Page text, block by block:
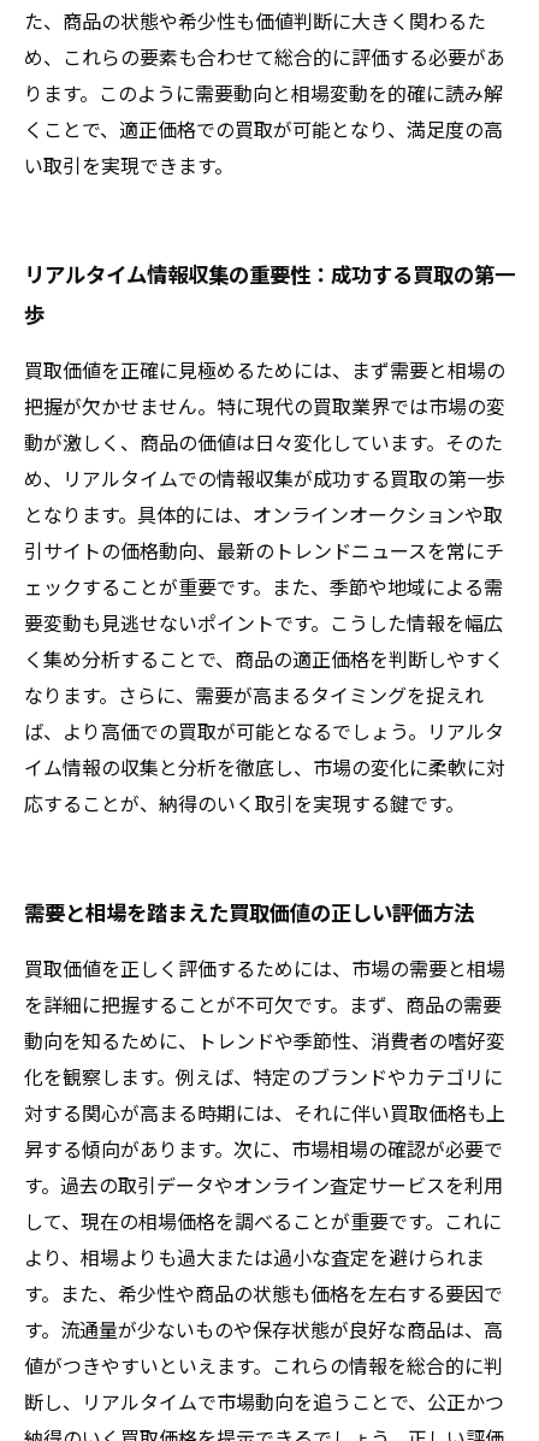
た、商品の状態や希少性も価値判断に大きく関わるた
め、これらの要素も合わせて総合的に評価する必要があ
ります。このように需要動向と相場変動を的確に読み解
くことで、適正価格での買取が可能となり、満足度の高
い取引を実現できます。
リアルタイム情報収集の重要性：成功する買取の第一
歩
買取価値を正確に見極めるためには、まず需要と相場の
把握が欠かせません。特に現代の買取業界では市場の変
動が激しく、商品の価値は日々変化しています。そのた
め、リアルタイムでの情報収集が成功する買取の第一歩
となります。具体的には、オンラインオークションや取
引サイトの価格動向、最新のトレンドニュースを常にチ
ェックすることが重要です。また、季節や地域による需
要変動も見逃せないポイントです。こうした情報を幅広
く集め分析することで、商品の適正価格を判断しやすく
なります。さらに、需要が高まるタイミングを捉えれ
ば、より高価での買取が可能となるでしょう。リアルタ
イム情報の収集と分析を徹底し、市場の変化に柔軟に対
応することが、納得のいく取引を実現する鍵です。
需要と相場を踏まえた買取価値の正しい評価方法
買取価値を正しく評価するためには、市場の需要と相場
を詳細に把握することが不可欠です。まず、商品の需要
動向を知るために、トレンドや季節性、消費者の嗜好変
化を観察します。例えば、特定のブランドやカテゴリに
対する関心が高まる時期には、それに伴い買取価格も上
昇する傾向があります。次に、市場相場の確認が必要で
す。過去の取引データやオンライン査定サービスを利用
して、現在の相場価格を調べることが重要です。これに
より、相場よりも過大または過小な査定を避けられま
す。また、希少性や商品の状態も価格を左右する要因で
す。流通量が少ないものや保存状態が良好な商品は、高
値がつきやすいといえます。これらの情報を総合的に判
断し、リアルタイムで市場動向を追うことで、公正かつ